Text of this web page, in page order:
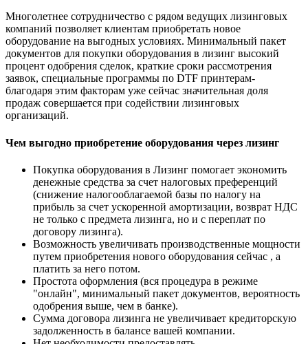
Многолетнее сотрудничество с рядом ведущих лизинговых
компаний позволяет клиентам приобретать новое
оборудование на выгодных условиях. Минимальный пакет
документов для покупки оборудования в лизинг высокий
процент одобрения сделок, краткие сроки рассмотрения
заявок, специальные программы по DTF принтерам-
благодаря этим факторам уже сейчас значительная доля
продаж совершается при содействии лизинговых
организаций.
Чем выгодно приобретение оборудования через лизинг
Покупка оборудования в Лизинг помогает экономить
денежные средства за счет налоговых преференций
(снижение налогооблагаемой базы по налогу на
прибыль за счет ускоренной амортизации, возврат НДС
не только с предмета лизинга, но и с переплат по
договору лизинга).
Возможность увеличивать производственные мощности
путем приобретения нового оборудования сейчас , а
платить за него потом.
Простота оформления (вся процедура в режиме
"онлайн", минимальный пакет документов, вероятность
одобрения выше, чем в банке).
Сумма договора лизинга не увеличивает кредиторскую
задолженность в балансе вашей компании.